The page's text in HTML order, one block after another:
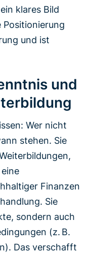
klares Bild
Positionierung
und ist
und
Wer nicht
stehen. Sie
Finanzen
Sie
sondern auch
(z. B.
Das verschafft